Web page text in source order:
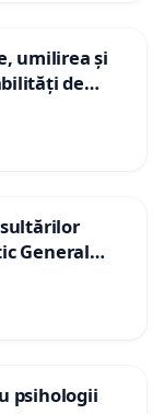
umilirea și
de
General
psihologii